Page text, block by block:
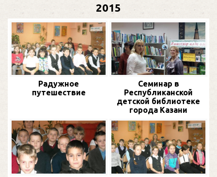
2015
Радужное
путешествие
Семинар в
Республиканской
детской библиотеке
города Казани